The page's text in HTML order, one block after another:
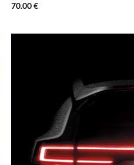
70.00€